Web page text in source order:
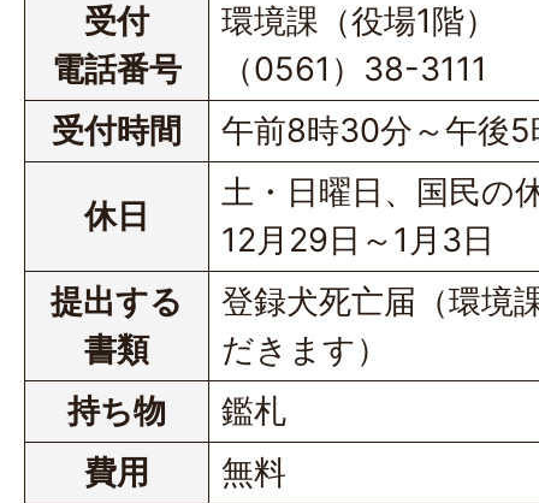
受付
電話番号
環境課（役場1階）
（0561）38-3111
受付時間
午前8時30分～午後5
休日
土・日曜日、国民の
12月29日～1月3日
提出する
書類
登録犬死亡届（環境
だきます）
持ち物
鑑札
費用
無料